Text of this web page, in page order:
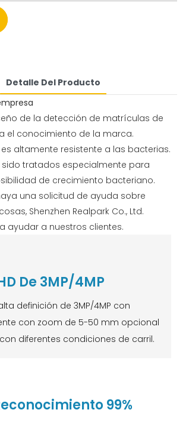
Detalle Del Producto
de la detección de matrículas de
el conocimiento de la marca.
es altamente resistente a las bacterias.
sido tratados especialmente para
de crecimiento bacteriano.
una solicitud de ayuda sobre
Shenzhen Realpark Co., Ltd.
ayudar a nuestros clientes.
De 3MP/4MP
definición de 3MP/4MP con
con zoom de 5-50 mm opcional
diferentes condiciones de carril.
99%